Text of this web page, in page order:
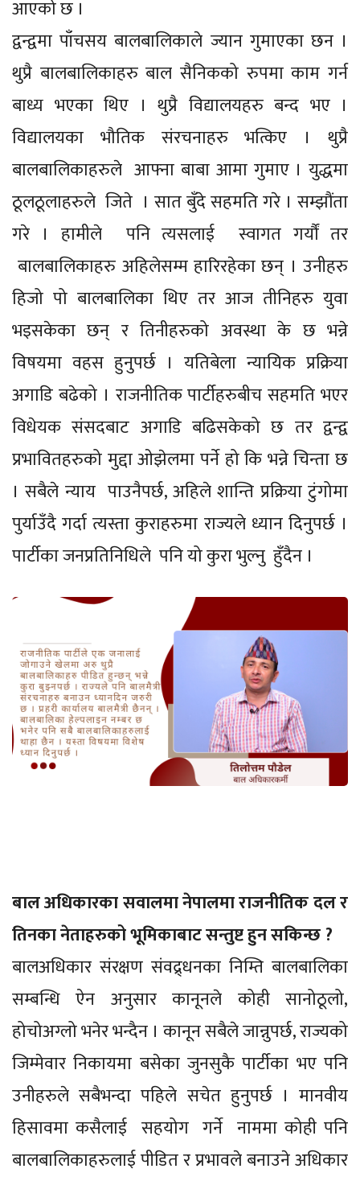
आएको छ ।
द्वन्द्वमा पाँचसय बालबालिकाले ज्यान गुमाएका छन ।
थुप्रै बालबालिकाहरु बाल सैनिकको रुपमा काम गर्न
बाध्य भएका थिए । थुप्रै विद्यालयहरु बन्द भए ।
विद्यालयका भौतिक संरचनाहरु भत्किए । थुप्रै
बालबालिकाहरुले आफ्ना बाबा आमा गुमाए । युद्धमा
ठूलठूलाहरुले जिते । सात बुँदे सहमति गरे । सम्झौंता
गरे । हामीले पनि त्यसलाई स्वागत गर्यौं तर
बालबालिकाहरु अहिलेसम्म हारिरहेका छन् । उनीहरु
हिजो पो बालबालिका थिए तर आज तीनिहरु युवा
भइसकेका छन् र तिनीहरुको अवस्था के छ भन्ने
विषयमा वहस हुनुपर्छ । यतिबेला न्यायिक प्रक्रिया
अगाडि बढेको । राजनीतिक पार्टीहरुबीच सहमति भएर
विधेयक संसदबाट अगाडि बढिसकेको छ तर द्वन्द्व
प्रभावितहरुको मुद्दा ओझेलमा पर्ने हो कि भन्ने चिन्ता छ
। सबैले न्याय पाउनैपर्छ, अहिले शान्ति प्रक्रिया टुंगोमा
पुर्याउँदै गर्दा त्यस्ता कुराहरुमा राज्यले ध्यान दिनुपर्छ ।
पार्टीका जनप्रतिनिधिले पनि यो कुरा भुल्नु हुँदैन ।
बाल अधिकारका सवालमा नेपालमा राजनीतिक दल र
तिनका नेताहरुको भूमिकाबाट सन्तुष्ट हुन सकिन्छ ?
बालअधिकार संरक्षण संवद्र्धनका निम्ति बालबालिका
सम्बन्धि ऐन अनुसार कानूनले कोही सानोठूलो,
होचोअग्लो भनेर भन्दैन । कानून सबैले जान्नुपर्छ, राज्यको
जिम्मेवार निकायमा बसेका जुनसुकै पार्टीका भए पनि
उनीहरुले सबैभन्दा पहिले सचेत हुनुपर्छ । मानवीय
हिसावमा कसैलाई सहयोग गर्ने नाममा कोही पनि
बालबालिकाहरुलाई पीडित र प्रभावले बनाउने अधिकार